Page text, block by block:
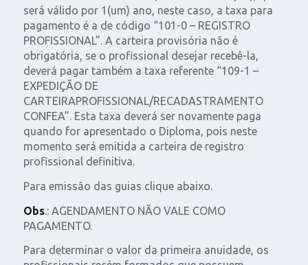
será válido por 1(um) ano, neste caso, a taxa para
pagamento é a de código “101-0 – REGISTRO
PROFISSIONAL”. A carteira provisória não é
obrigatória, se o profissional desejar recebê-la,
deverá pagar também a taxa referente “109-1 –
EXPEDIÇÃO DE
CARTEIRAPROFISSIONAL/RECADASTRAMENTO
CONFEA”. Esta taxa deverá ser novamente paga
quando for apresentado o Diploma, pois neste
momento será emitida a carteira de registro
profissional definitiva.
Para emissão das guias clique abaixo.
Obs.: AGENDAMENTO NÃO VALE COMO
PAGAMENTO.
Para determinar o valor da primeira anuidade, os